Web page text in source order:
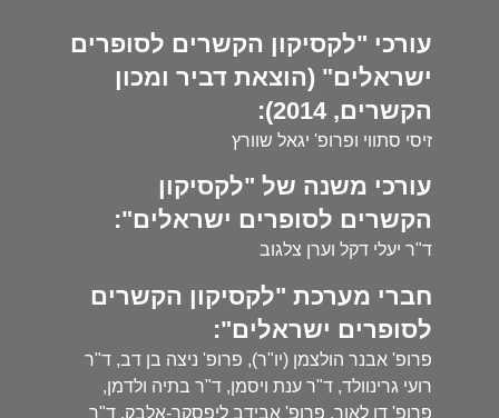
עורכי "לקסיקון הקשרים לסופרים
ישראלים" (הוצאת דביר ומכון
הקשרים, 2014):
זיסי סתווי ופרופ' יגאל שוורץ
עורכי משנה של "לקסיקון
הקשרים לסופרים ישראלים":
ד"ר יעלי דקל וערן צלגוב
חברי מערכת "לקסיקון הקשרים
לסופרים ישראלים":
פרופ' אבנר הולצמן (יו"ר), פרופ' ניצה בן דב, ד"ר
רועי גרינוולד, ד"ר ענת ויסמן, ד"ר בתיה ולדמן,
פרופ' דן לאור, פרופ' אבידב ליפסקר-אלבק, ד"ר